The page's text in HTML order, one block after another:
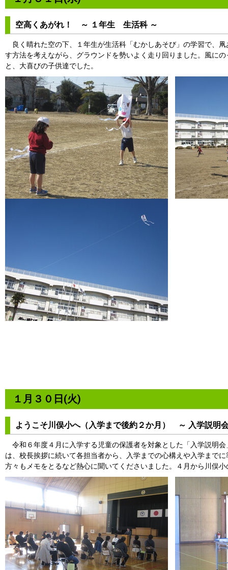
空高くあがれ！ ～ １年生 生活科 ～
良く晴れた空の下、１年生が生活科「むかしあそび」の学習で、
す方法を考えながら、グラウンドを勢いよく走り回りました。風に
と、大喜びの子供達でした。
１月３０日(火)
ようこそ川俣小へ（入学まで後約２か月） ～ 入学説明
令和６年度４月に入学する児童の保護者を対象とした「入学説明
は、校長挨拶に続いて各担当者から、入学までの心構えや入学まで
方々もメモをとるなど熱心に聞いてくださいました。４月から川俣